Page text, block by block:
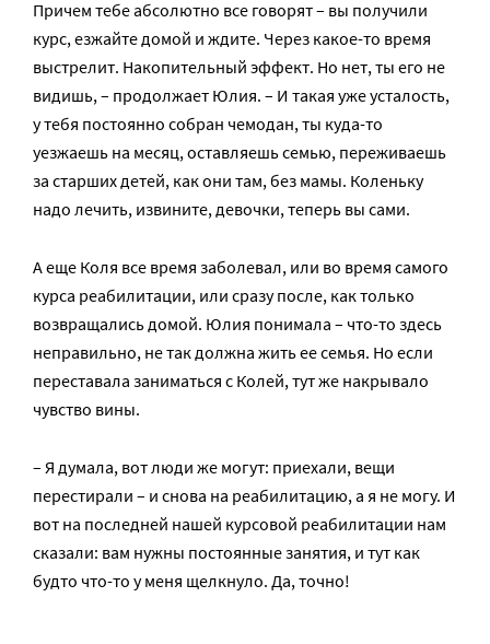
Причем тебе абсолютно все говорят – вы получили
курс, езжайте домой и ждите. Через какое-то время
выстрелит. Накопительный эффект. Но нет, ты его не
видишь, – продолжает Юлия. – И такая уже усталость,
у тебя постоянно собран чемодан, ты куда-то
уезжаешь на месяц, оставляешь семью, переживаешь
за старших детей, как они там, без мамы. Коленьку
надо лечить, извините, девочки, теперь вы сами.
А еще Коля все время заболевал, или во время самого
курса реабилитации, или сразу после, как только
возвращались домой. Юлия понимала – что-то здесь
неправильно, не так должна жить ее семья. Но если
переставала заниматься с Колей, тут же накрывало
чувство вины.
– Я думала, вот люди же могут: приехали, вещи
перестирали – и снова на реабилитацию, а я не могу. И
вот на последней нашей курсовой реабилитации нам
сказали: вам нужны постоянные занятия, и тут как
будто что-то у меня щелкнуло. Да, точно!